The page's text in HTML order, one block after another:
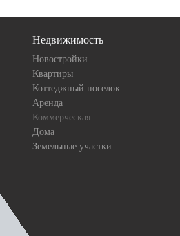
Недвижимость
Новостройки
Квартиры
Коттеджный поселок
Аренда
Коммерческая
Дома
Земельные участки